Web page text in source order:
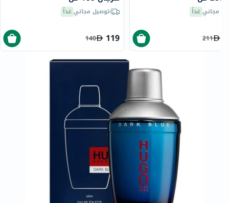
توصيل مجاني غداً
119
140
مجانيغداً
211